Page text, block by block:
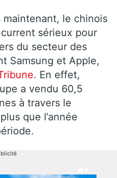
maintenant, le chinois
sérieux pour
du secteur des
Samsung et Apple,
. En effet,
a vendu 60,5
à travers le
que l’année